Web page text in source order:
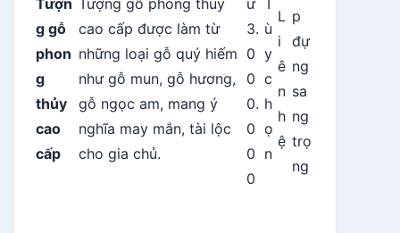
Tượn
g gỗ
phon
g
thủy
cao
cấp
Tượng gỗ phong thủy
cao cấp được làm từ
những loại gỗ quý hiếm
như gỗ mun, gỗ hương,
gỗ ngọc am, mang ý
nghĩa may mắn, tài lộc
cho gia chủ.
ừ
3.
0
0
0.
0
0
0
T
ù
y
c
h
ọ
n
L
i
ê
n
h
ệ
p
đự
ng
sa
ng
trọ
ng